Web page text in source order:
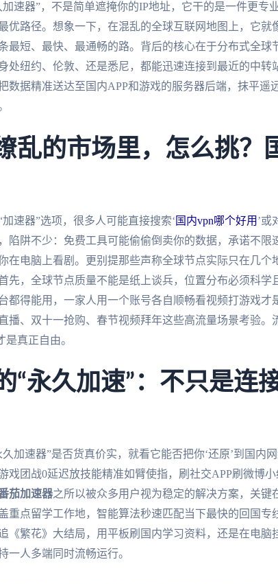
加速器”，不是简单遮掩你的IP地址，它干的是一件更专
优路径。想象一下，在混乱的全球互联网地图上，它就
最短、最快、最通畅的路。背后的核心在于分布式全球
处纽约、伦敦、还是悉尼，都能迅速连接到最近的中
数据精准送达至国内APP和游戏的服务器后端，抹平遥
乱的市场里，怎么挑？
速器”选项，很多人可能直接搜索‘ 国内vpn哪个好用 ’或
陷阱不少：免费工具可能偷偷倒卖你的数据，承诺不限
在电脑上看剧。更别提那些声称全球节点实际只在几个
先，全球节点质量不能是纸上谈兵，位置分布必须科学
都得能用，一家人用一个账号各自顺畅看视频打游戏才
播、双十一抢购、春节视频拜年这些高流量场景考验。
是真正自由。
“永久加速”：不只是连
加速器”是否货真价实，就看它能否把你‘还原’到国内
戏团战0延迟放技能精准如臂使指，刷社交APP刷微博
茄加速器之所以被众多用户视为稳定的解决方案，关键
重点留学工作地，智能算法秒速匹配当下最快的回国
《繁花》大结局，用平板刷国内学习资料，还是在电脑
一人多端同时流畅运行。